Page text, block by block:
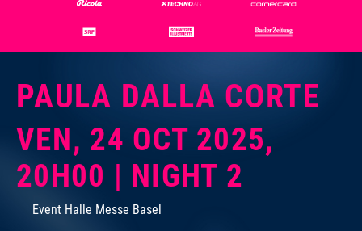
PAULA DALLA CORTE
VEN, 24 OCT 2025,
20H00 | NIGHT 2
Event Halle Messe Basel